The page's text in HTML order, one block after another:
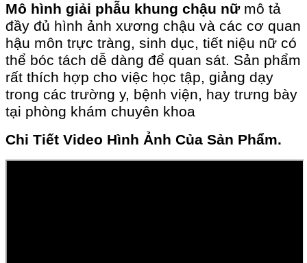
Mô hình giải phẫu khung chậu nữmô tả
đầy đủ hình ảnh xương chậu và các cơ quan
hậu môn trực tràng, sinh dục, tiết niệu nữ có
thể bóc tách dễ dàng để quan sát. Sản phẩm
rất thích hợp cho việc học tập, giảng dạy
trong các trường y, bệnh viện, hay trưng bày
tại phòng khám chuyên khoa
Chi Tiết Video Hình Ảnh Của Sản Phẩm.